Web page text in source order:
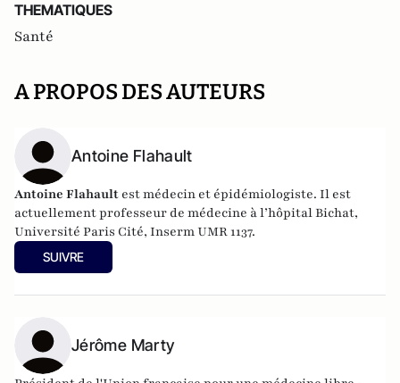
THEMATIQUES
Santé
A PROPOS DES AUTEURS
Antoine Flahault
Antoine Flahault est médecin et épidémiologiste. Il est
actuellement professeur de médecine à l’hôpital Bichat,
Université Paris Cité, Inserm UMR 1137.
SUIVRE
Jérôme Marty